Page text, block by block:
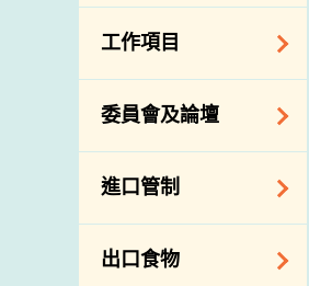
工作項目
降低膳食中的鈉和
糖
食物安全重點控制
系統
基因改造食物
委員會及論壇
食物安全專家委員
會
消費者聯繫小組
進口管制
食物進口商和食物
分銷商登記制度
出口食物